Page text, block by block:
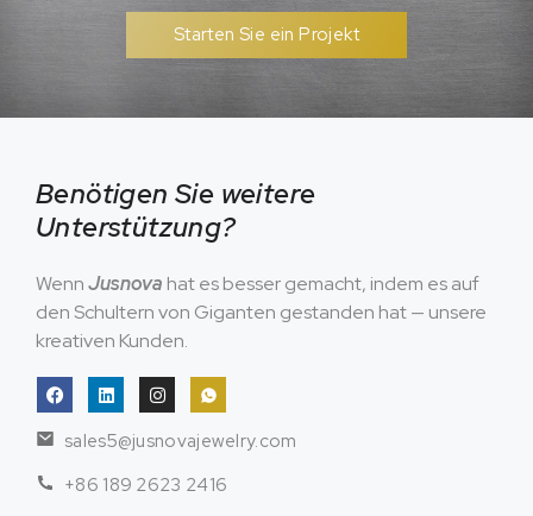
Starten Sie ein Projekt
Benötigen Sie weitere
Unterstützung?
WennJusnova hat es besser gemacht, indem es auf
den Schultern von Giganten gestanden hat — unsere
kreativen Kunden.
sales5@jusnovajewelry.com
+86 189 2623 2416